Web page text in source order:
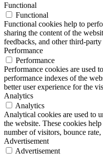
Functional
Functional
Functional cookies help to
sharing the content of the
feedbacks, and other third-party
Performance
Performance
Performance cookies are used
performance indexes of the
better user experience for the
Analytics
Analytics
Analytical cookies are used to
the website. These cookies
number of visitors, bounce
Advertisement
Advertisement